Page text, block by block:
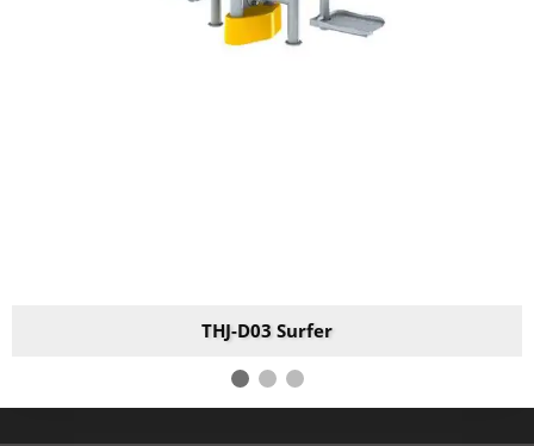
THJ-D03 Surfer